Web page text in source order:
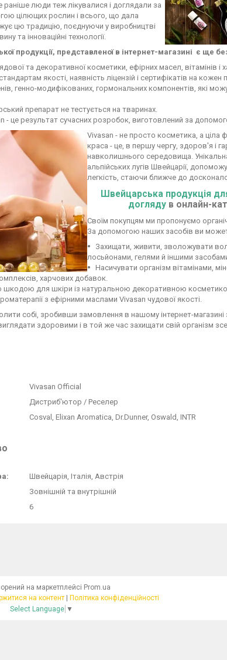
люди теж лікувалися і доглядали за
цілющих рослин і всього, що дала
цю традицію, поєднуючи у виробництві
та інноваційні технології.
продукції, представленої в інтернет-магазині є ще
та декоративної косметики, ефірних масел, вітамінів і
якості, наявність ліцензій і сертифікатів на кожен
генно-модифікованих, гормональних компонентів, які
препарат не тестується на тваринах.
- це результат сучасних розробок, виготовлений за
Vivasan - не просто косметика, а ціла
краса - це, в першу чергу, здоров'я і
навколишнього середовища.
альпійських лугів Швейцарії,
легкість, стаючи ближче до
Швейцарська продукція
догляду в онлайн-
Своїм покупцям ми пропонуємо
За допомогою наших засобів ви
Захищати, живити, зволожувати
лосьйонами, гелями й іншими
Насичувати організм вітамінами,
харчових добавок.
шкодою для шкіри із натуральною декоративною
з ефірними маслами Vivasan чудової якості.
собі, зробивши замовлення в нашому інтернет-магазині
здоровими і в той же час захищати свій організм
Vivasan Official
Дистриб'ютор / Реселер
Cosval, Elixan Aromatica, Dr.Dunner, Oswald, INTR
Швейцарія, Італія, Австрія
Зовнішній та внутрішній
6
на маркетплейсі Prom.ua
на контент
Політика конфіденційності
Select Language ▼